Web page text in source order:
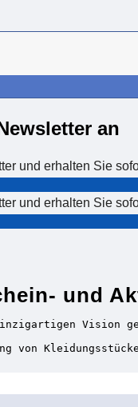
an
und erhalten Sie
und erhalten Sie
und
einzigartigen
von